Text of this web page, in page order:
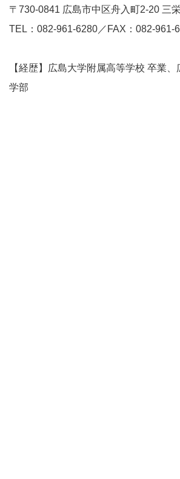
〒730-0841 広島市中区舟入町2-20 三
TEL：082-961-6280／FAX：082-961-
【経歴】広島大学附属高等学校 卒業
学部